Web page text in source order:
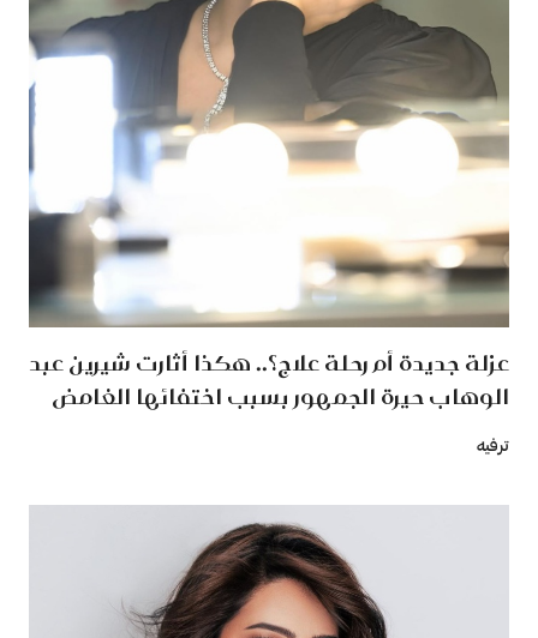
عزلة جديدة أم رحلة علاج؟.. هكذا أثارت شيرين عبد
الوهاب حيرة الجمهور بسبب اختفائها الغامض
ترفيه